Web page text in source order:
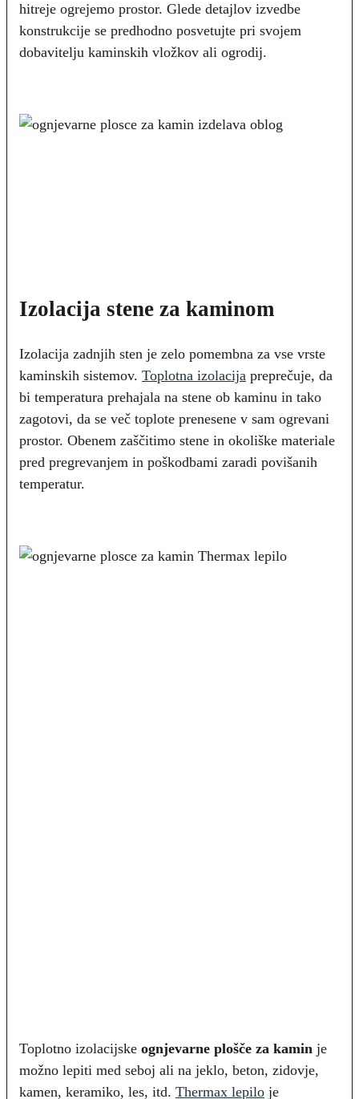
hitreje ogrejemo prostor. Glede detajlov izvedbe
konstrukcije se predhodno posvetujte pri svojem
dobavitelju kaminskih vložkov ali ogrodij.
Izolacija stene za kaminom
Izolacija zadnjih sten je zelo pomembna za vse vrste
kaminskih sistemov. Toplotna izolacija preprečuje, da
bi temperatura prehajala na stene ob kaminu in tako
zagotovi, da se več toplote prenesene v sam ogrevani
prostor. Obenem zaščitimo stene in okoliške materiale
pred pregrevanjem in poškodbami zaradi povišanih
temperatur.
Toplotno izolacijske ognjevarne plošče za kamin je
možno lepiti med seboj ali na jeklo, beton, zidovje,
kamen, keramiko, les, itd. Thermax lepilo je